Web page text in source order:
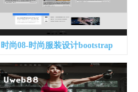
时尚08-时尚服装设计bootstrap